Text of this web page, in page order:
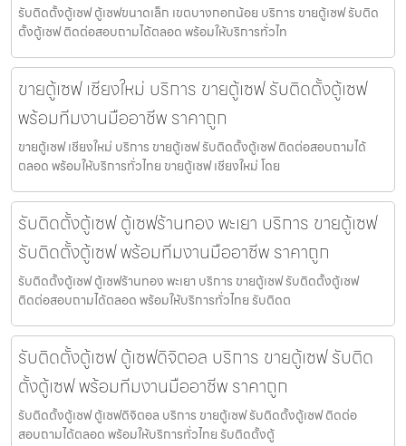
รับติดตั้งตู้เซฟ ตู้เซฟขนาดเล็ก เขตบางกอกน้อย บริการ ขายตู้เซฟ รับติด
ตั้งตู้เซฟ ติดต่อสอบถามได้ตลอด พร้อมให้บริการทั่วไท
ขายตู้เซฟ เชียงใหม่ บริการ ขายตู้เซฟ รับติดตั้งตู้เซฟ
พร้อมทีมงานมืออาชีพ ราคาถูก
ขายตู้เซฟ เชียงใหม่ บริการ ขายตู้เซฟ รับติดตั้งตู้เซฟ ติดต่อสอบถามได้
ตลอด พร้อมให้บริการทั่วไทย ขายตู้เซฟ เชียงใหม่ โดย
รับติดตั้งตู้เซฟ ตู้เซฟร้านทอง พะเยา บริการ ขายตู้เซฟ
รับติดตั้งตู้เซฟ พร้อมทีมงานมืออาชีพ ราคาถูก
รับติดตั้งตู้เซฟ ตู้เซฟร้านทอง พะเยา บริการ ขายตู้เซฟ รับติดตั้งตู้เซฟ
ติดต่อสอบถามได้ตลอด พร้อมให้บริการทั่วไทย รับติดต
รับติดตั้งตู้เซฟ ตู้เซฟดิจิตอล บริการ ขายตู้เซฟ รับติด
ตั้งตู้เซฟ พร้อมทีมงานมืออาชีพ ราคาถูก
รับติดตั้งตู้เซฟ ตู้เซฟดิจิตอล บริการ ขายตู้เซฟ รับติดตั้งตู้เซฟ ติดต่อ
สอบถามได้ตลอด พร้อมให้บริการทั่วไทย รับติดตั้งตู้